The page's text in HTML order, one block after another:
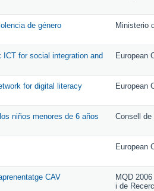
de género Ministerio
ICT for social integration and
European
for digital literacy European
niños menores de 6 años Consell de
European
CAV
MQD
i de